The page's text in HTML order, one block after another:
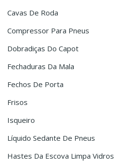
Cavas De Roda
Compressor Para Pneus
Dobradiças Do Capot
Fechaduras Da Mala
Fechos De Porta
Frisos
Isqueiro
Líquido Sedante De Pneus
Hastes Da Escova Limpa Vidros